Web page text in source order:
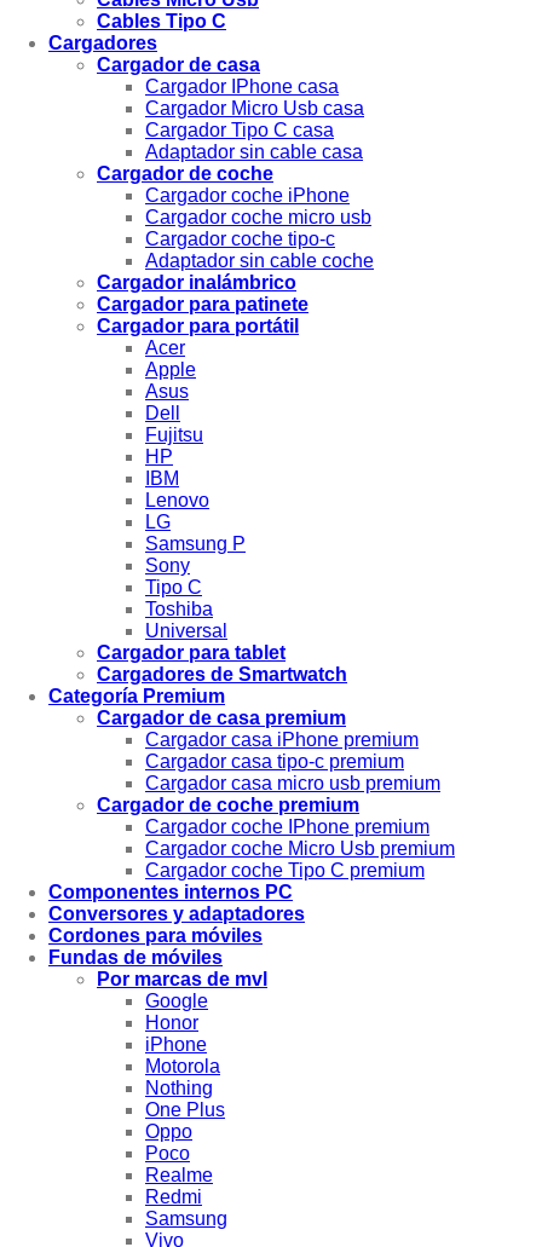
Cables Tipo C
Cargadores
Cargador de casa
Cargador IPhone casa
Cargador Micro Usb casa
Cargador Tipo C casa
Adaptador sin cable casa
Cargador de coche
Cargador coche iPhone
Cargador coche micro usb
Cargador coche tipo-c
Adaptador sin cable coche
Cargador inalámbrico
Cargador para patinete
Cargador para portátil
Acer
Apple
Asus
Dell
Fujitsu
HP
IBM
Lenovo
LG
Samsung P
Sony
Tipo C
Toshiba
Universal
Cargador para tablet
Cargadores de Smartwatch
Categoría Premium
Cargador de casa premium
Cargador casa iPhone premium
Cargador casa tipo-c premium
Cargador casa micro usb premium
Cargador de coche premium
Cargador coche IPhone premium
Cargador coche Micro Usb premium
Cargador coche Tipo C premium
Componentes internos PC
Conversores y adaptadores
Cordones para móviles
Fundas de móviles
Por marcas de mvl
Google
Honor
iPhone
Motorola
Nothing
One Plus
Oppo
Poco
Realme
Redmi
Samsung
Vivo